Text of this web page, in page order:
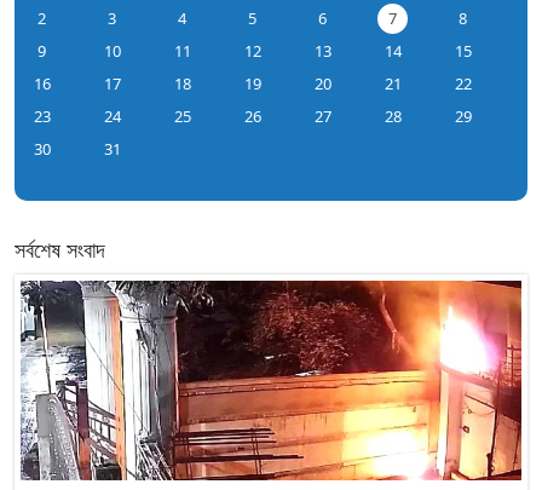
2
3 4 5 6 7
8
9
10 11 12 13 14
15
16
17 18 19 20 21
22
23
24 25 26 27 28
29
30
31
সর্বশেষ সংবাদ